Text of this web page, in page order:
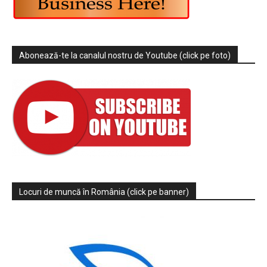
Abonează-te la canalul nostru de Youtube (click pe foto)
Locuri de muncă în România (click pe banner)